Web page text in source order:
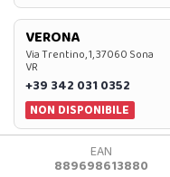
VERONA
Via Trentino, 1, 37060 Sona
VR
+39 342 031 0352
NON DISPONIBILE
EAN
889698613880